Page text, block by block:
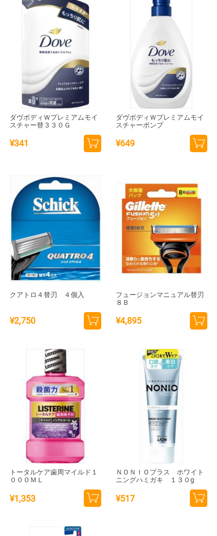
ダヴボディＷプレミアムモイ
スチャー替３３０Ｇ
¥341
ダヴボディＷプレミアムモイ
スチャーポンプ
¥649
クアトロ４替刃 ４個入
¥2,750
フュージョンマニュアル替刃
８Ｂ
¥4,895
トータルケア歯周マイルド１
０００ＭＬ
¥1,353
ＮＯＮＩＯプラス ホワイト
ニングハミガキ １３０g
¥517